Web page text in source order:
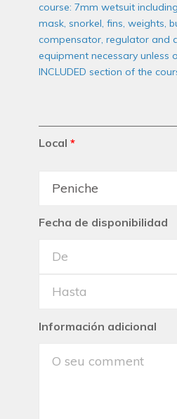
course: 7mm wetsuit
mask, snorkel, fins, weights,
compensator, regulator and
equipment necessary unless
INCLUDED section of the
Local *
Fecha de disponibilidad
Información adicional